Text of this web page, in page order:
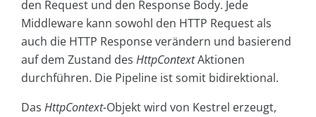
den Request und den Response Body. Jede
Middleware kann sowohl den HTTP Request als
auch die HTTP Response verändern und basierend
auf dem Zustand des HttpContextAktionen
durchführen. Die Pipeline ist somit bidirektional.
Das HttpContext-Objekt wird von Kestrel erzeugt,